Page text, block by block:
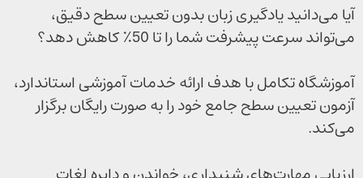
آیا می‌دانید یادگیری زبان بدون تعیین سطح دقیق،
می‌تواند سرعت پیشرفت شما را تا 50٪ کاهش دهد؟
آموزشگاه تکامل با هدف ارائه خدمات آموزشی استاندارد،
آزمون تعیین سطح جامع خود را به صورت رایگان برگزار
می‌کند.